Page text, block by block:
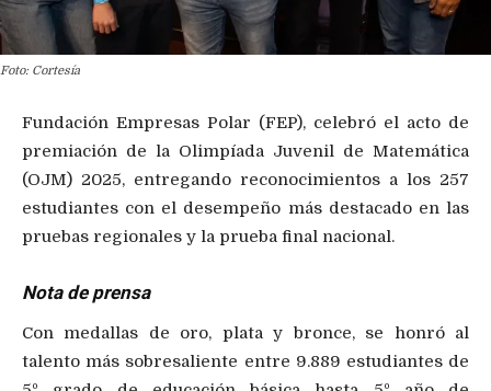
Foto: Cortesía
Fundación Empresas Polar (FEP), celebró el acto de
premiación de la Olimpíada Juvenil de Matemática
(OJM) 2025, entregando reconocimientos a los 257
estudiantes con el desempeño más destacado en las
pruebas regionales y la prueba final nacional.
Nota de prensa
Con medallas de oro, plata y bronce, se honró al
talento más sobresaliente entre 9.889 estudiantes de